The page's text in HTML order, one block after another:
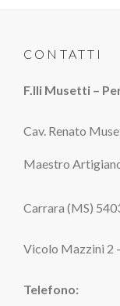
CONTATTI
F.lli Musetti –
Cav. Renato
Maestro
Carrara (MS)
Vicolo Mazzini 2
Telefono: